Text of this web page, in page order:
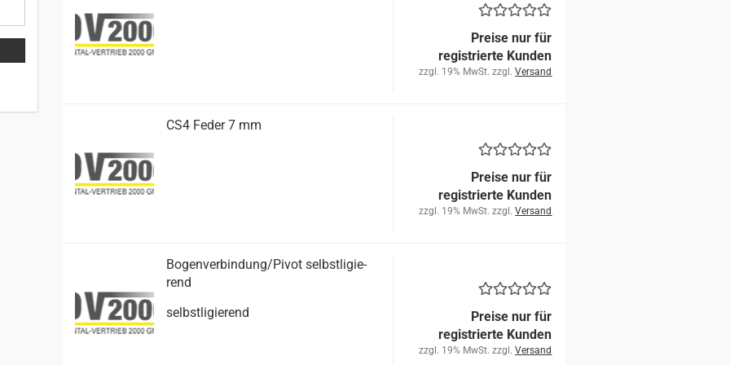
Preise nur für
registrierte Kunden
zzgl. 19% MwSt. zzgl.Versand
CS4 Feder 7 mm
Preise nur für
registrierte Kunden
zzgl. 19% MwSt. zzgl.Versand
Bo­gen­ver­bin­dung/Pivot selbst­li­gie­
rend
selbst­li­gie­rend
Preise nur für
registrierte Kunden
zzgl. 19% MwSt. zzgl.Versand